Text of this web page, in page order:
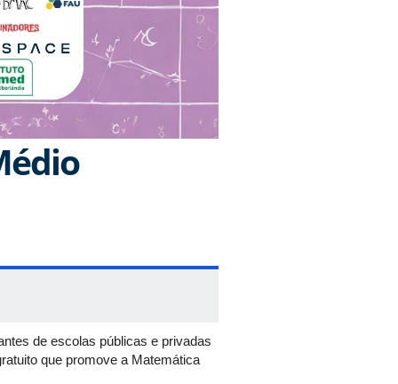
de escolas públicas e privadas
que promove a Matemática